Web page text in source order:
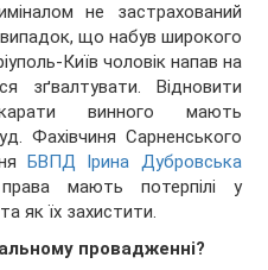
не застрахований
що набув широкого
Київ чоловік напав на
зґвалтувати. Відновити
винного мають
Фахівчиня Сарненського
БВПД Ірина Дубровська
мають потерпілі у
як їх захистити.
провадженні?